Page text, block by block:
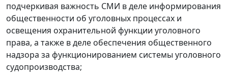
подчеркивая важность СМИ в деле информирования
общественности об уголовных процессах и
освещения охранительной функции уголовного
права, а также в деле обеспечения общественного
надзора за функционированием системы уголовного
судопроизводства;